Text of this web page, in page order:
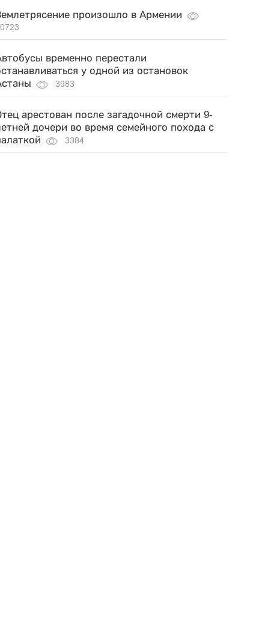
произошло в Армении
временно перестали
у одной из остановок
3983
арестован после загадочной смерти 9-
дочери во время семейного похода с
3384